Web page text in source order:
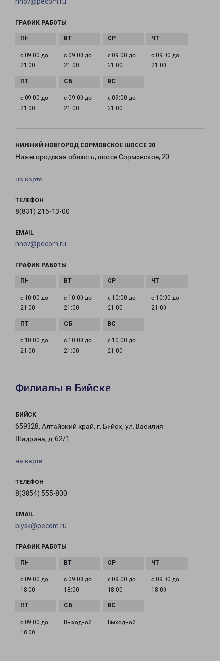
nnov@pecom.ru
ГРАФИК РАБОТЫ
с 09:00 до
21:00
с 09:00 до
21:00
с 09:00 до
21:00
с 09:00 до
21:00
с 09:00 до
21:00
с 09:00 до
21:00
с 09:00 до
21:00
НИЖНИЙ НОВГОРОД СОРМОВСКОЕ ШОССЕ 20
Нижегородская область, шоссе Сормовское, 20
на карте
ТЕЛЕФОН
8(831) 215-13-00
EMAIL
nnov@pecom.ru
ГРАФИК РАБОТЫ
с 10:00 до
21:00
с 10:00 до
21:00
с 10:00 до
21:00
с 10:00 до
21:00
с 10:00 до
21:00
с 10:00 до
21:00
с 10:00 до
21:00
Филиалы в Бийске
БИЙСК
659328, Алтайский край, г. Бийск, ул. Василия
Шадрина, д. 62/1
на карте
ТЕЛЕФОН
8(3854) 555-800
EMAIL
biysk@pecom.ru
ГРАФИК РАБОТЫ
с 09:00 до
18:00
с 09:00 до
18:00
с 09:00 до
18:00
с 09:00 до
18:00
с 09:00 до
18:00
Выходной Выходной